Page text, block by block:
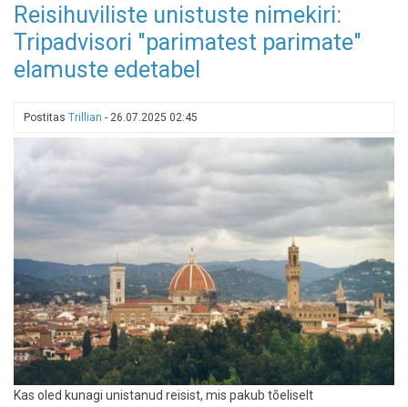
käivad
restoranis
aega
–
toiduelamus
kohale
Reisihuviliste unistuste nimekiri:
Tripadvisori "parimatest parimate"
elamuste edetabel
Postitas Trillian - 26.07.2025 02:45
Kas oled kunagi unistanud reisist, mis pakub tõeliselt